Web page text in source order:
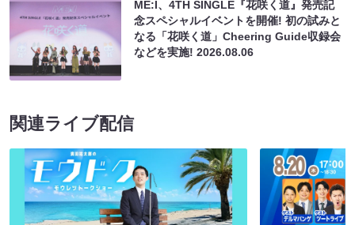
ME:I、4TH SINGLE『花咲く道』発売記
念スペシャルイベントを開催! 初の試みと
なる「花咲く道」Cheering Guide収録会
などを実施!2026.08.06
関連ライブ配信